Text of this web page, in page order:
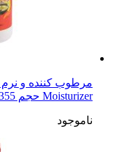
Moisturizer حجم 355 میلی لیتر
ناموجود